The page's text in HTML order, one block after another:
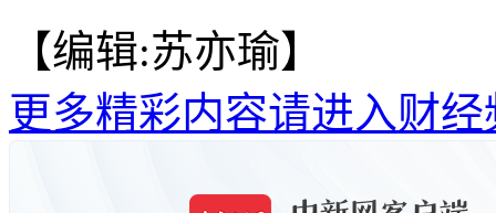
【编辑:苏亦瑜】
更多精彩内容请进入财经